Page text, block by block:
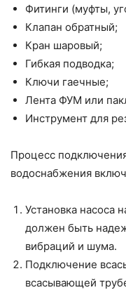
Фитинги (муфты,
Клапан обратный;
Кран шаровый;
Гибкая подводка;
Ключи гаечные;
Лента ФУМ или
Инструмент для
Процесс
водоснабжения
Установка насоса
должен быть
вибраций и шума.
Подключение
всасывающей